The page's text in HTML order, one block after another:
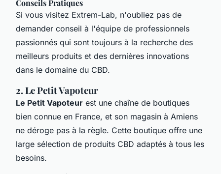
Conseils Pratiques
Si vous visitez Extrem-Lab, n'oubliez pas de
demander conseil à l'équipe de professionnels
passionnés qui sont toujours à la recherche des
meilleurs produits et des dernières innovations
dans le domaine du CBD.
2. Le Petit Vapoteur
Le Petit Vapoteur est une chaîne de boutiques
bien connue en France, et son magasin à Amiens
ne déroge pas à la règle. Cette boutique offre une
large sélection de produits CBD adaptés à tous les
besoins.